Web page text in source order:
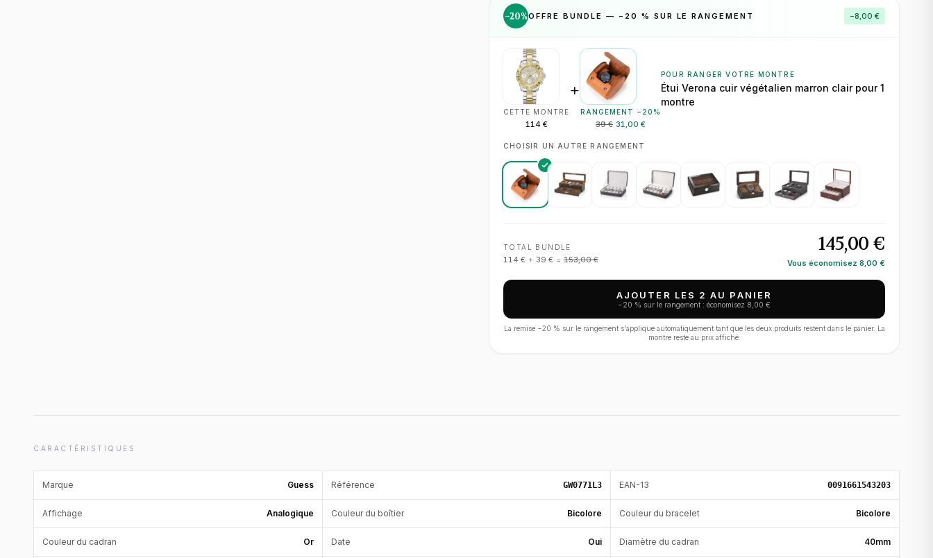
−20%OFFRE BUNDLE — − 20 % SUR LE RANGEMENT −8,00 €
CETTE MONTRE
114 €
+
RANGEMENT − 20 %
39 € 31,00 €
POUR RANGER VOTRE MONTRE
Étui Verona cuir végétalien marron clair pour 1
montre
CHOISIR UN AUTRE RANGEMENT
TOTAL BUNDLE
114 € + 39 € = 153,00 €
145,00 €
Vous économisez 8,00 €
AJOUTER LES 2 AU PANIER
−20 % sur le rangement : économisez 8,00 €
La remise −20 % sur le rangement s'applique automatiquement tant que les deux produits restent dans le panier. La
montre reste au prix affiché.
CARACTÉRISTIQUES
Marque Guess Référence GW0771L3 EAN-13 0091661543203
Affichage Analogique Couleur du boîtier Bicolore Couleur du bracelet Bicolore
Couleur du cadran Or Date Oui Diamètre du cadran 40mm